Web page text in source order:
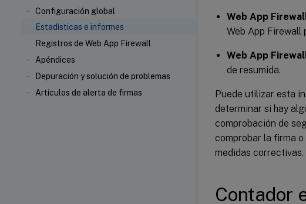
Configuración global
Estadísticas e informes
Registros de Web App Firewall
Apéndices
Depuración y solución de problemas
Artículos de alerta de firmas
Web App
Web App Firewall
Web App
de resumida.
Puede utilizar esta
determinar si hay
comprobación de
comprobar la firma
medidas correctivas.
Contador